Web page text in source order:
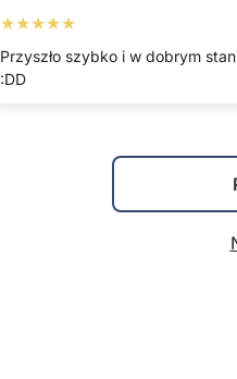
★★★★★
Przyszło szybko i w dobrym
:DD